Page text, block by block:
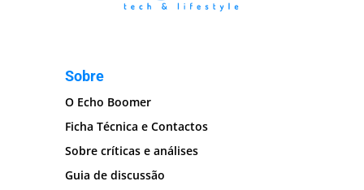
Sobre
O Echo Boomer
Ficha Técnica e Contactos
Sobre críticas e análises
Guia de discussão